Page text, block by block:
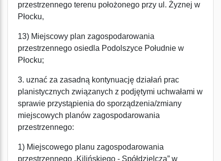
przestrzennego terenu położonego przy ul. Żyznej w
Płocku,
13) Miejscowy plan zagospodarowania
przestrzennego osiedla Podolszyce Południe w
Płocku;
3. uznać za zasadną kontynuację działań prac
planistycznych związanych z podjętymi uchwałami w
sprawie przystąpienia do sporządzenia/zmiany
miejscowych planów zagospodarowania
przestrzennego:
1) Miejscowego planu zagospodarowania
przestrzennego „Kilińskiego - Spółdzielcza” w